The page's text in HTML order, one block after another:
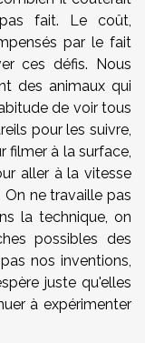
fait. Le coût,
par le fait
ces défis. Nous
des animaux qui
de voir tous
pour les suivre,
filmer à la surface,
aller à la vitesse
ne travaille pas
la technique, on
possibles des
nos inventions,
juste qu'elles
à expérimenter